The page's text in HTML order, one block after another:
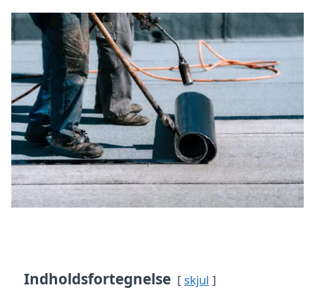
Indholdsfortegnelse skjul